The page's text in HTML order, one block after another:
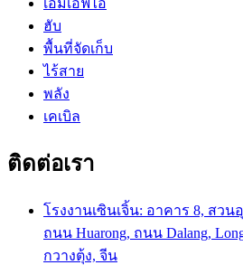
เอ็มเอฟไอ
ฮับ
พื้นที่จัดเก็บ
ไร้สาย
พลัง
เคเบิล
ติดต่อเรา
โรงงานเซินเจิ้น: อาคาร 8, สวน
ถนน Huarong, ถนน Dalang,
กวางตุ้ง, จีน